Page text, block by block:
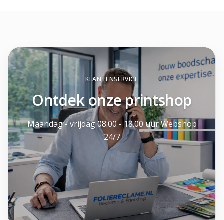
KLANTENSERVICE
Ontdek onze printshop
Maandag - vrijdag 08.00 - 18.00 uur Webshop
24/7